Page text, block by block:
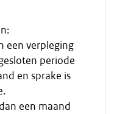
een verpleging
periode
en sprake is
een maand